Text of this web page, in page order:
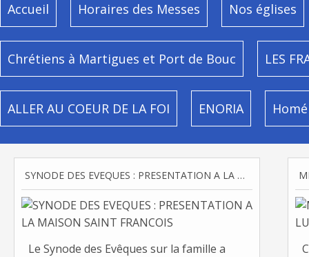
Accueil Horaires des Messes Nos églises
Chrétiens à Martigues et Port de Bouc LES
ALLER AU COEUR DE LA FOI ENORIA
SYNODE DES EVEQUES : PRESENTATION A LA MAISON SAINT FRANCOIS
Le Synode des Evêques sur la famille a